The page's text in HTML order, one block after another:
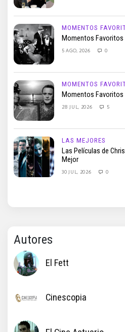
MOMENTOS
Momentos Favoritos
5 AGO, 2026 0
MOMENTOS
Momentos Favoritos
28 JUL, 2026 5
LAS MEJORES
Las Películas de
Mejor
30 JUL, 2026 0
Autores
El Fett
Cinescopia